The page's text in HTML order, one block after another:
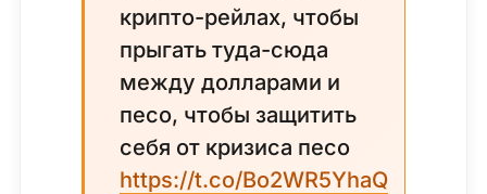
крипто-рейлах, чтобы
прыгать туда-сюда
между долларами и
песо, чтобы защитить
себя от кризиса песо
https://t.co/Bo2WR5YhaQ